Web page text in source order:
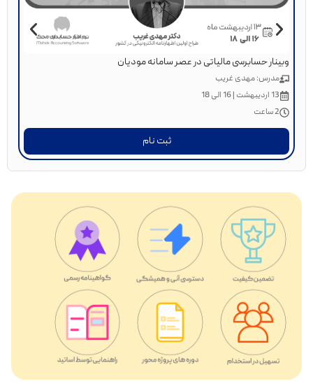
وبینار حسابرسی مالیاتی در عصر سامانه مودیان
مدرس: مهدی غریب
13 اردیبهشت | 16 الی 18
2 ساعت
ثبت نام